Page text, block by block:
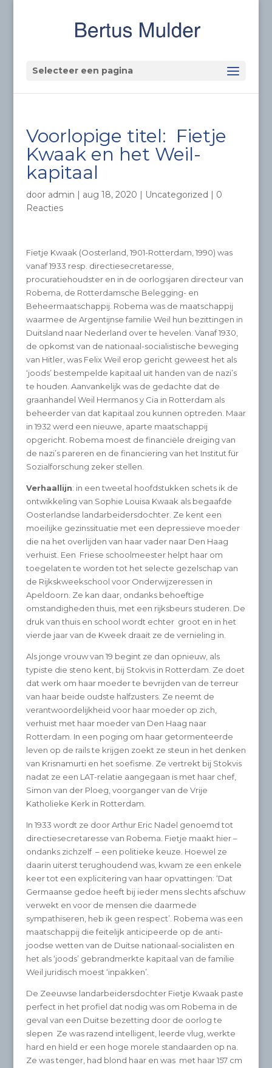
Selecteer een pagina
Voorlopige titel: Fietje
Kwaak en het Weil-
kapitaal
door admin | aug 18, 2020 | Uncategorized | 0
Reacties
Fietje Kwaak (Oosterland, 1901-Rotterdam, 1990) was
vanaf 1933 resp. directiesecretaresse,
procuratiehoudster en in de oorlogsjaren directeur van
Robema, de Rotterdamsche Belegging- en
Beheermaatschappij. Robema was de maatschappij
waarmee de Argentijnse familie Weil hun bezittingen in
Duitsland naar Nederland over te hevelen. Vanaf 1930,
de opkomst van de nationaal-socialistische beweging
van Hitler, was Felix Weil erop gericht geweest het als
‘joods’ bestempelde kapitaal uit handen van de nazi’s
te houden. Aanvankelijk was de gedachte dat de
graanhandel Weil Hermanos y Cia in Rotterdam als
beheerder van dat kapitaal zou kunnen optreden. Maar
in 1932 werd een nieuwe, aparte maatschappij
opgericht. Robema moest de financiële dreiging van
de nazi’s pareren en de financiering van het Institut für
Sozialforschung zeker stellen.
Verhaallijn: in een tweetal hoofdstukken schets ik de
ontwikkeling van Sophie Louisa Kwaak als begaafde
Oosterlandse landarbeidersdochter. Ze kent een
moeilijke gezinssituatie met een depressieve moeder
die na het overlijden van haar vader naar Den Haag
verhuist. Een Friese schoolmeester helpt haar om
toegelaten te worden tot het selecte gezelschap van
de Rijkskweekschool voor Onderwijzeressen in
Apeldoorn. Ze kan daar, ondanks behoeftige
omstandigheden thuis, met een rijksbeurs studeren. De
druk van thuis en school wordt echter groot en in het
vierde jaar van de Kweek draait ze de vernieling in.
Als jonge vrouw van 19 begint ze dan opnieuw, als
typiste die steno kent, bij Stokvis in Rotterdam. Ze doet
dat werk om haar moeder te bevrijden van de terreur
van haar beide oudste halfzusters. Ze neemt de
verantwoordelijkheid voor haar moeder op zich,
verhuist met haar moeder van Den Haag naar
Rotterdam. In een poging om haar getormenteerde
leven op de rails te krijgen zoekt ze steun in het denken
van Krisnamurti en het soefisme. Ze vertrekt bij Stokvis
nadat ze een LAT-relatie aangegaan is met haar chef,
Simon van der Ploeg, voorganger van de Vrije
Katholieke Kerk in Rotterdam.
In 1933 wordt ze door Arthur Eric Nadel genoemd tot
directiesecretaresse van Robema. Fietje maakt hier –
ondanks zichzelf – een politieke keuze. Hoewel ze
daarin uiterst terughoudend was, kwam ze een enkele
keer tot een explicitering van haar opvattingen: ‘Dat
Germaanse gedoe heeft bij ieder mens slechts afschuw
verwekt en voor de mensen die daarmede
sympathiseren, heb ik geen respect’. Robema was een
maatschappij die feitelijk anticipeerde op de anti-
joodse wetten van de Duitse nationaal-socialisten en
het als ‘joods’ gebrandmerkte kapitaal van de familie
Weil juridisch moest ‘inpakken’.
De Zeeuwse landarbeidersdochter Fietje Kwaak paste
perfect in het profiel dat nodig was om Robema in de
geval van een Duitse bezetting door de oorlog te
slepen Ze was razend intelligent, leerde vlug, werkte
hard en hield er een hoge morele standaarden op na.
Ze was tenger, had blond haar en was met haar 157 cm